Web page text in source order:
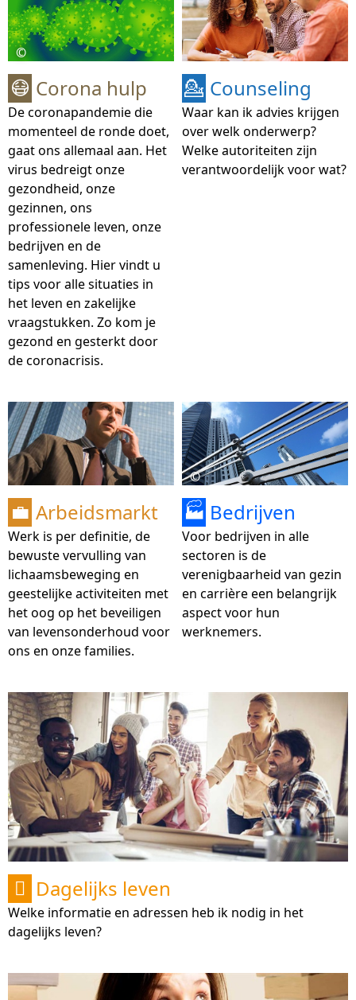
©
😷 Corona hulp
De coronapandemie die
momenteel de ronde doet,
gaat ons allemaal aan. Het
virus bedreigt onze
gezondheid, onze
gezinnen, ons
professionele leven, onze
bedrijven en de
samenleving. Hier vindt u
tips voor alle situaties in
het leven en zakelijke
vraagstukken. Zo kom je
gezond en gesterkt door
de coronacrisis.
💁 Counseling
Waar kan ik advies krijgen
over welk onderwerp?
Welke autoriteiten zijn
verantwoordelijk voor wat?
💼 Arbeidsmarkt
Werk is per definitie, de
bewuste vervulling van
lichaamsbeweging en
geestelijke activiteiten met
het oog op het beveiligen
van levensonderhoud voor
ons en onze families.
©
🏭 Bedrijven
Voor bedrijven in alle
sectoren is de
verenigbaarheid van gezin
en carrière een belangrijk
aspect voor hun
werknemers.
 Dagelijks leven
Welke informatie en adressen heb ik nodig in het
dagelijks leven?